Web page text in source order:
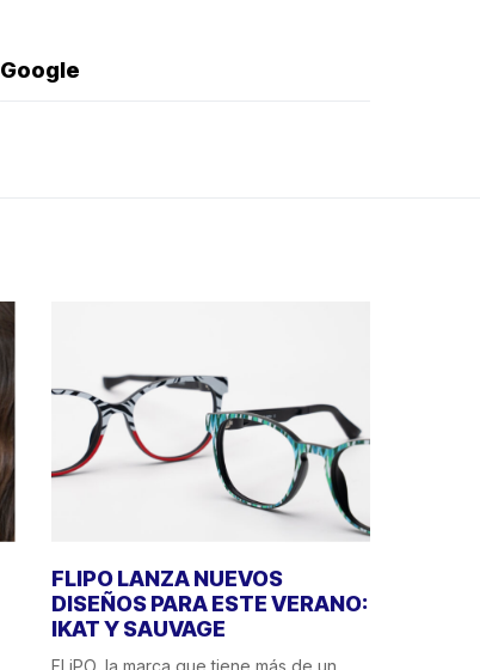
Google
FLIPO LANZA NUEVOS
DISEÑOS PARA ESTE VERANO:
IKAT Y SAUVAGE
FLiPO, la marca que tiene más de un